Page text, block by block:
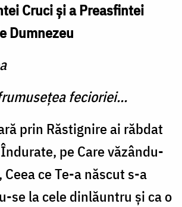
Cruci şi a Preasfintei
Dumnezeu
fecioriei...
prin Răstignire ai răbdat
pe Care văzându-
Ceea ce Te-a născut s-a
se la cele dinlăuntru şi ca o